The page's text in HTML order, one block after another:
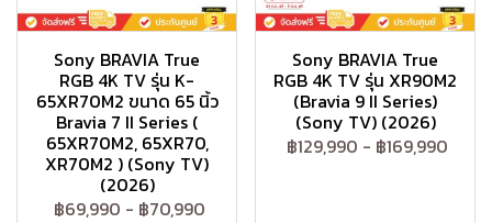
Sony BRAVIA True
RGB 4K TV รุ่น K-
65XR70M2 ขนาด 65 นิ้ว
Bravia 7 II Series (
65XR70M2, 65XR70,
XR70M2 ) (Sony TV)
(2026)
฿69,990 - ฿70,990
Sony BRAVIA True
RGB 4K TV รุ่น XR90M2
(Bravia 9 II Series)
(Sony TV) (2026)
฿129,990 - ฿169,990